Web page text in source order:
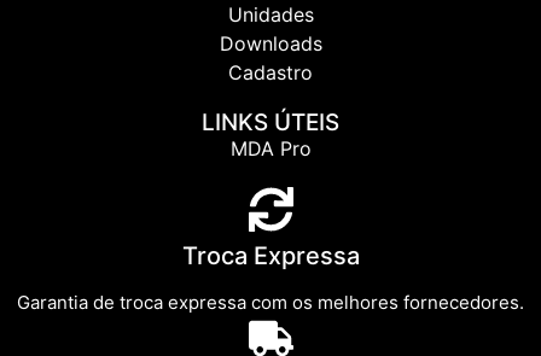
Unidades
Downloads
Cadastro
LINKS ÚTEIS
MDA Pro
Troca Expressa
Garantia de troca expressa com os melhores fornecedores.